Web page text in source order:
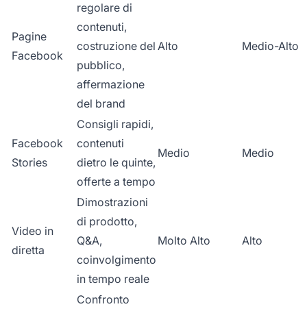
Pagine
Facebook
regolare di
contenuti,
costruzione del
pubblico,
affermazione
del brand
Alto Medio-Alto
Facebook
Stories
Consigli rapidi,
contenuti
dietro le quinte,
offerte a tempo
Medio Medio
Video in
diretta
Dimostrazioni
di prodotto,
Q&A,
coinvolgimento
in tempo reale
Molto Alto Alto
Confronto